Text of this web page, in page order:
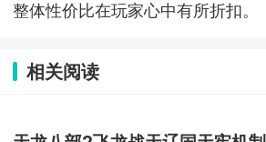
整体性价比在玩家心中有所折扣。
相关阅读